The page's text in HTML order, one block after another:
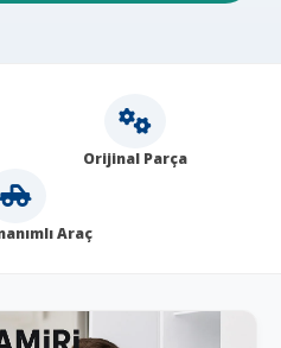
Orijinal Parça
Araç